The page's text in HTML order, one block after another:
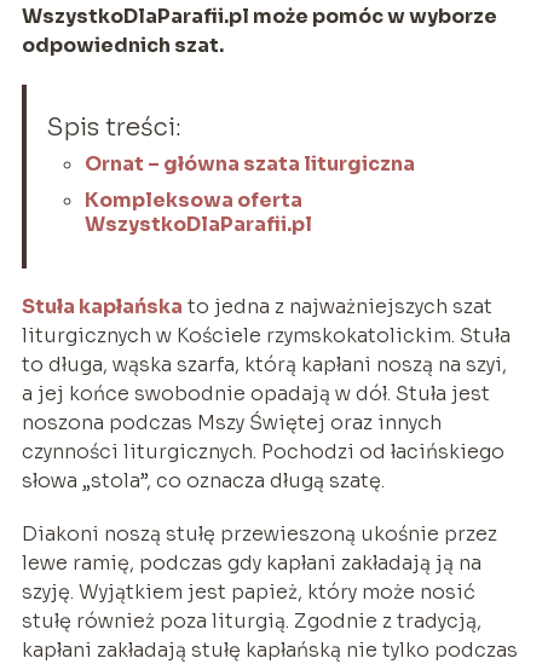
WszystkoDlaParafii.pl może pomóc w wyborze
odpowiednich szat.
Spis treści:
Ornat – główna szata liturgiczna
Kompleksowa oferta
WszystkoDlaParafii.pl
Stuła kapłańska to jedna z najważniejszych szat
liturgicznych w Kościele rzymskokatolickim. Stuła
to długa, wąska szarfa, którą kapłani noszą na szyi,
a jej końce swobodnie opadają w dół. Stuła jest
noszona podczas Mszy Świętej oraz innych
czynności liturgicznych. Pochodzi od łacińskiego
słowa „stola”, co oznacza długą szatę.
Diakoni noszą stułę przewieszoną ukośnie przez
lewe ramię, podczas gdy kapłani zakładają ją na
szyję. Wyjątkiem jest papież, który może nosić
stułę również poza liturgią. Zgodnie z tradycją,
kapłani zakładają stułę kapłańską nie tylko podczas